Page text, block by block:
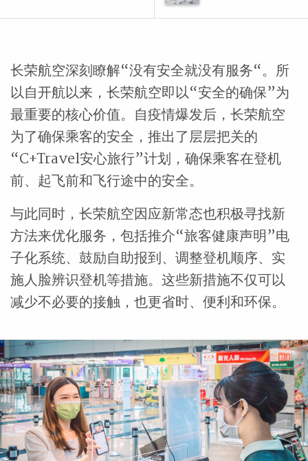
长荣航空深刻瞭解“没有安全就没有服务“。所
以自开航以来，长荣航空即以“安全的确保”为
最重要的核心价值。自疫情爆发后，长荣航空
为了确保乘客的安全，推出了层层把关的
“C+Travel安心旅行”计划，确保乘客在登机
前、起飞前和飞行途中的安全。
与此同时，长荣航空因应新常态也积极寻找新
方法来优化服务，包括推介“旅客健康声明”电
子化系统、鼓励自助报到、调整登机顺序、实
施人脸辨识登机等措施。这些新措施不仅可以
减少不必要的接触，也更省时、便利和环保。